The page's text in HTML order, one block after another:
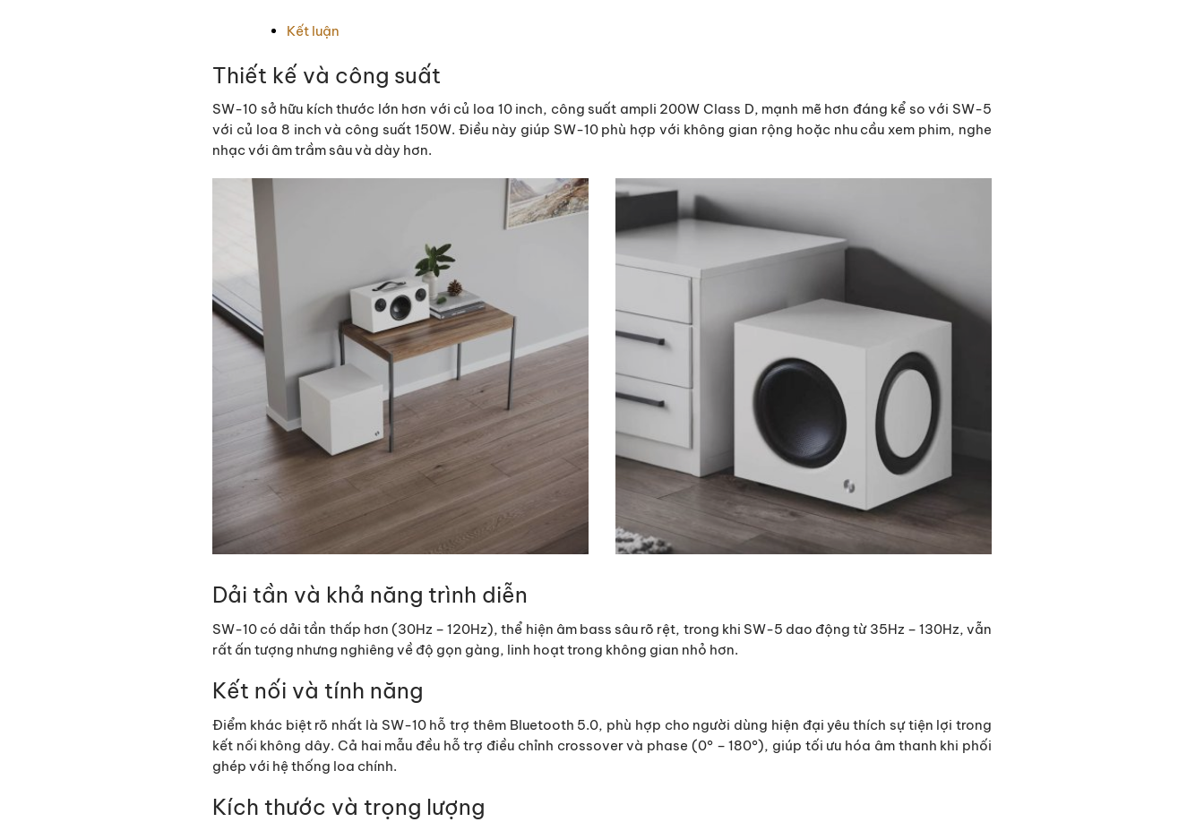
Kết luận
Thiết kế và công suất
SW-10 sở hữu kích thước lớn hơn với củ loa 10 inch, công suất ampli 200W Class D, mạnh mẽ hơn đáng kể so với SW-5
với củ loa 8 inch và công suất 150W. Điều này giúp SW-10 phù hợp với không gian rộng hoặc nhu cầu xem phim, nghe
nhạc với âm trầm sâu và dày hơn.
Dải tần và khả năng trình diễn
SW-10 có dải tần thấp hơn (30Hz – 120Hz), thể hiện âm bass sâu rõ rệt, trong khi SW-5 dao động từ 35Hz – 130Hz, vẫn
rất ấn tượng nhưng nghiêng về độ gọn gàng, linh hoạt trong không gian nhỏ hơn.
Kết nối và tính năng
Điểm khác biệt rõ nhất là SW-10 hỗ trợ thêm Bluetooth 5.0, phù hợp cho người dùng hiện đại yêu thích sự tiện lợi trong
kết nối không dây. Cả hai mẫu đều hỗ trợ điều chỉnh crossover và phase (0° – 180°), giúp tối ưu hóa âm thanh khi phối
ghép với hệ thống loa chính.
Kích thước và trọng lượng